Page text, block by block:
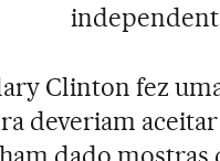
Clinton fez
deveriam